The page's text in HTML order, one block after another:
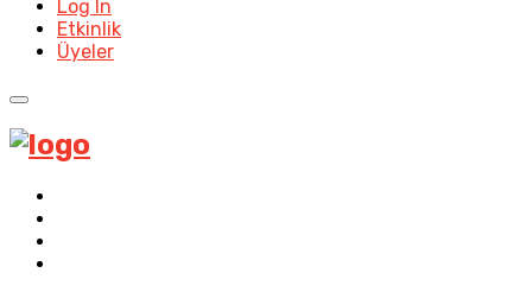
Log In
Etkinlik
Üyeler